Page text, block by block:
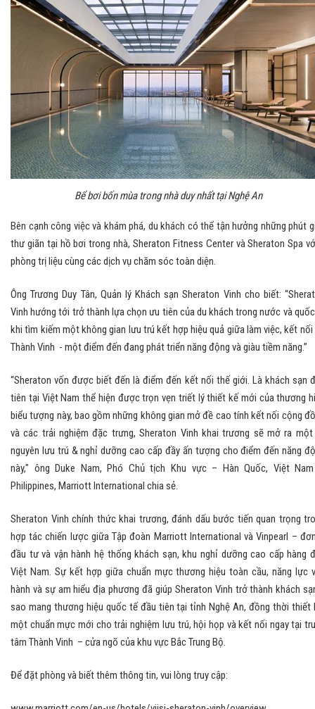
Bể bơi bốn mùa trong nhà duy nhất tại Nghệ An
Bên cạnh công việc và khám phá, du khách có thể tận hưởng những phút
thư giãn tại hồ bơi trong nhà, Sheraton Fitness Center và Sheraton Spa
phòng trị liệu cùng các dịch vụ chăm sóc toàn diện.
Ông Trương Duy Tân, Quản lý Khách sạn Sheraton Vinh cho biết:
Vinh hướng tới trở thành lựa chọn ưu tiên của du khách trong nước và
khi tìm kiếm một không gian lưu trú kết hợp hiệu quả giữa làm việc, kết
Thành Vinh - một điểm đến đang phát triển năng động và giàu tiềm năng.”
“Sheraton vốn được biết đến là điểm đến kết nối thế giới. Là khách sạn
tiên tại Việt Nam thể hiện được trọn vẹn triết lý thiết kế mới của thương
biểu tượng này, bao gồm những không gian mở đề cao tính kết nối cộng
và các trải nghiệm đặc trưng, Sheraton Vinh khai trương sẽ mở ra
nguyên lưu trú & nghỉ dưỡng cao cấp đầy ấn tượng cho điểm đến năng
này," ông Duke Nam, Phó Chủ tịch Khu vực – Hàn Quốc, Việt
Philippines, Marriott International chia sẻ.
Sheraton Vinh chính thức khai trương, đánh dấu bước tiến quan trọng
hợp tác chiến lược giữa Tập đoàn Marriott International và Vinpearl –
đầu tư và vận hành hệ thống khách sạn, khu nghỉ dưỡng cao cấp hàng
Việt Nam. Sự kết hợp giữa chuẩn mực thương hiệu toàn cầu, năng lực
hành và sự am hiểu địa phương đã giúp Sheraton Vinh trở thành khách
sao mang thương hiệu quốc tế đầu tiên tại tỉnh Nghệ An, đồng thời thiết
một chuẩn mực mới cho trải nghiệm lưu trú, hội họp và kết nối ngay tại
tâm Thành Vinh – cửa ngõ của khu vực Bắc Trung Bộ.
Để đặt phòng và biết thêm thông tin, vui lòng truy cập: